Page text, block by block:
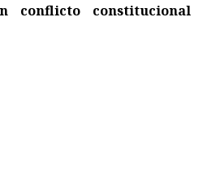
conflicto constitucional